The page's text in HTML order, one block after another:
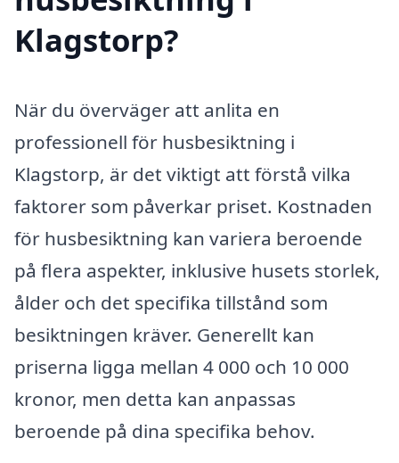
Klagstorp?
När du överväger att anlita en
professionell för husbesiktning i
Klagstorp, är det viktigt att förstå vilka
faktorer som påverkar priset. Kostnaden
för husbesiktning kan variera beroende
på flera aspekter, inklusive husets storlek,
ålder och det specifika tillstånd som
besiktningen kräver. Generellt kan
priserna ligga mellan 4 000 och 10 000
kronor, men detta kan anpassas
beroende på dina specifika behov.